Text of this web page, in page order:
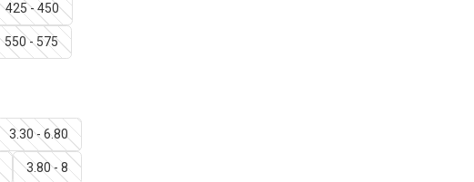
425 - 450
550 - 575
3.30 - 6.80
3.80 - 8